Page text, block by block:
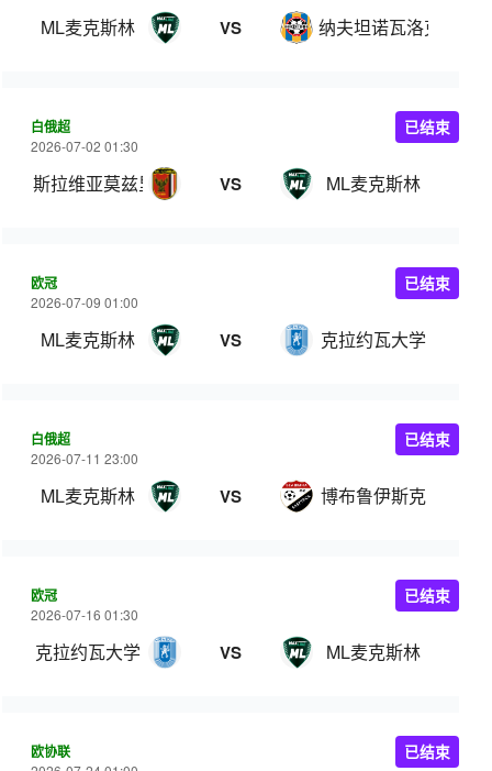
ML麦克斯林 VS 纳夫坦诺瓦洛克
白俄超
2026-07-02 01:30
斯拉维亚莫兹里 VS ML麦克斯林
已结束
欧冠
2026-07-09 01:00
ML麦克斯林 VS 克拉约瓦大学
已结束
白俄超
2026-07-11 23:00
ML麦克斯林 VS 博布鲁伊斯克
已结束
欧冠
2026-07-16 01:30
克拉约瓦大学 VS ML麦克斯林
已结束
欧协联 已结束